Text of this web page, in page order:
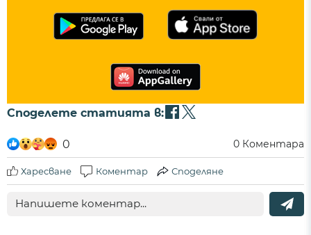
Споделете статията в:
0 0 Коментара
Харесване Коментар Споделяне